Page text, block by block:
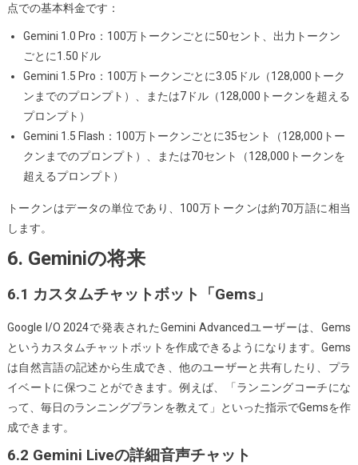
点での基本料金です：
Gemini 1.0 Pro：100万トークンごとに50セント、出力トークン
ごとに1.50ドル
Gemini 1.5 Pro：100万トークンごとに3.05ドル（128,000トーク
ンまでのプロンプト）、または7ドル（128,000トークンを超える
プロンプト）
Gemini 1.5 Flash：100万トークンごとに35セント（128,000トー
クンまでのプロンプト）、または70セント（128,000トークンを
超えるプロンプト）
トークンはデータの単位であり、100万トークンは約70万語に相当
します。
6. Geminiの将来
6.1 カスタムチャットボット「Gems」
Google I/O 2024で発表されたGemini Advancedユーザーは、Gems
というカスタムチャットボットを作成できるようになります。Gems
は自然言語の記述から生成でき、他のユーザーと共有したり、プラ
イベートに保つことができます。例えば、「ランニングコーチにな
って、毎日のランニングプランを教えて」といった指示でGemsを作
成できます。
6.2 Gemini Liveの詳細音声チャット